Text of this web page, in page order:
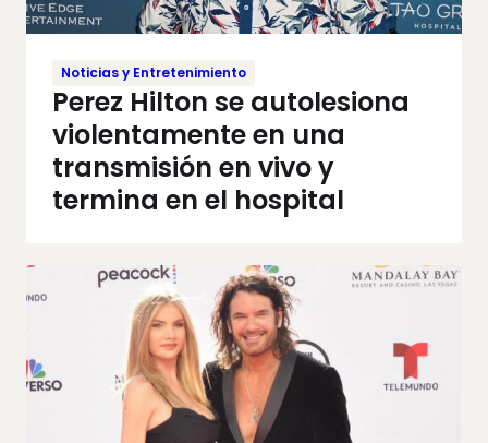
Noticias y Entretenimiento
Perez Hilton se autolesiona
violentamente en una
transmisión en vivo y
termina en el hospital